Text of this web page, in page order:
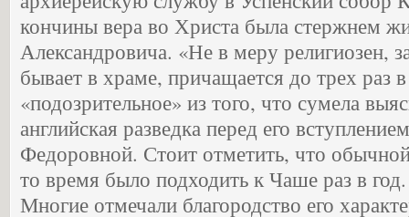
кончины вера во Христа была стержнем
Александровича. «Не в меру религиозен,
бывает в храме, причащается до трех раз
«подозрительное» из того, что сумела
английская разведка перед его
Федоровной. Стоит отметить, что
то время было подходить к Чаше раз в год.
Многие отмечали благородство его